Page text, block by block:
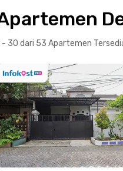
- 30 dari 53 Apartemen